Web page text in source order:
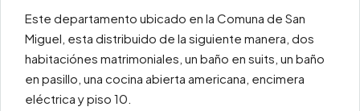
Este departamento ubicado en la Comuna de San
Miguel, esta distribuido de la siguiente manera, dos
habitaciónes matrimoniales, un baño en suits, un baño
en pasillo, una cocina abierta americana, encimera
eléctrica y piso 10.